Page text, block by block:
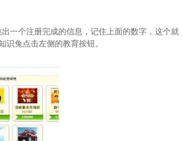
一个注册完成的信息，记住上面的数字，这个就
兔点击左侧的教育按钮。